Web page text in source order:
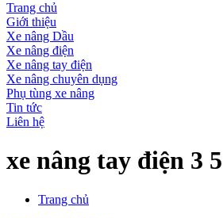
Trang chủ
Giới thiệu
Xe nâng Dầu
Xe nâng điện
Xe nâng tay điện
Xe nâng chuyên dụng
Phụ tùng xe nâng
Tin tức
Liên hệ
xe nâng tay điện 3
Trang chủ